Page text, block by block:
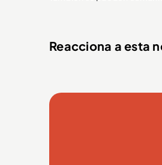
Reacciona a esta